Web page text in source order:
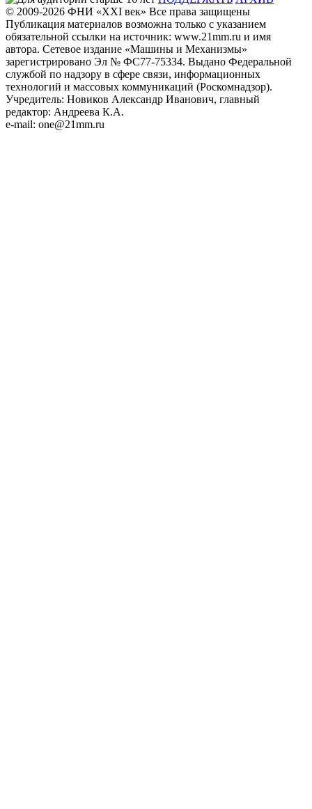
© 2009-2026 ФHИ «XXI век» Все права защищены
Публикация материалов возможна только с указанием
обязательной ссылки на источник: www.21mm.ru и имя
автора. Сетевое издание «Машины и Механизмы»
зарегистрировано Эл № ФС77-75334. Выдано Федеральной
службой по надзору в сфере связи, информационных
технологий и массовых коммуникаций (Роскомнадзор).
Учредитель: Новиков Александр Иванович, главный
редактор: Андреева К.А.
e-mail: one@21mm.ru